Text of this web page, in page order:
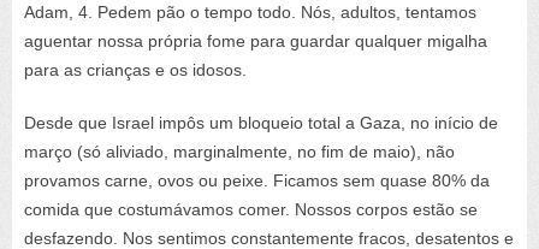
Adam, 4. Pedem pão o tempo todo. Nós, adultos, tentamos
aguentar nossa própria fome para guardar qualquer migalha
para as crianças e os idosos.
Desde que Israel impôs um bloqueio total a Gaza, no início de
março (só aliviado, marginalmente, no fim de maio), não
provamos carne, ovos ou peixe. Ficamos sem quase 80% da
comida que costumávamos comer. Nossos corpos estão se
desfazendo. Nos sentimos constantemente fracos, desatentos e